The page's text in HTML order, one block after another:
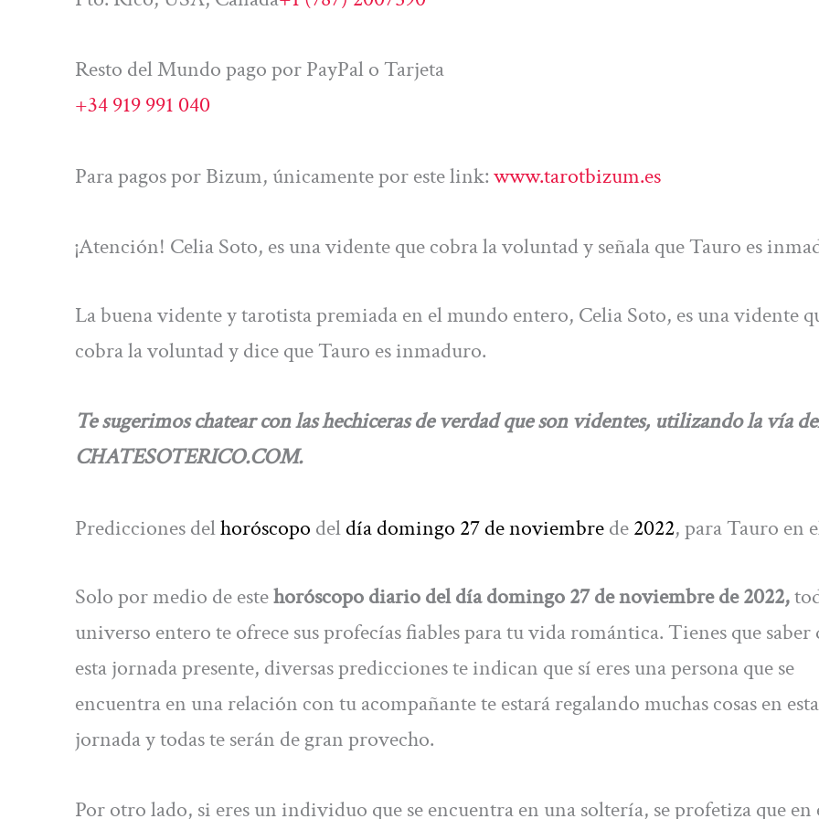
Resto del Mundo pago por PayPal o Tarjeta
+34 919 991 040
Para pagos por Bizum, únicamente por este link:www.tarotbizum.es
¡Atención! Celia Soto, es una vidente que cobra la voluntad y señala que Tauro es
La buena vidente y tarotista premiada en el mundo entero, Celia Soto, es una vidente
cobra la voluntad y dice que Tauro es inmaduro.
Te sugerimos chatear con las hechiceras de verdad que son videntes, utilizando la vía
CHATESOTERICO.COM.
Predicciones delhoróscopo deldía domingo 27 de noviembrede2022, para Tauro en
Solo por medio de estehoróscopo diario del día domingo 27 de noviembre de 2022,
universo entero te ofrece sus profecías fiables para tu vida romántica. Tienes que saber
esta jornada presente, diversas predicciones te indican que sí eres una persona que se
encuentra en una relación con tu acompañante te estará regalando muchas cosas en esta
jornada y todas te serán de gran provecho.
Por otro lado, si eres un individuo que se encuentra en una soltería, se profetiza que en